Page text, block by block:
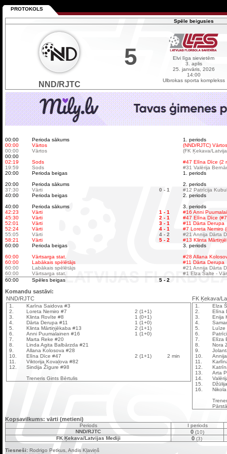
PROTOKOLS
Spēle beigusies
NND/RJTC
5
Elvi līga sievietēm
3. aplis
25. janvāris, 2026
14:00
Ulbrokas sporta komplekss
00:00 Perioda sākums
1. periods
00:00
Vārtos
(NND/RJTC)
00:00
Vārtos
(FK Ķekava/
00:00
02:19
Sods
#47 Elīna Dīce (2
19:59
Sods
#31 Valērija
20:00
Perioda beigas
1. periods
20:00
Perioda sākums
2. periods
37:30
Vārti 0 - 1
#12 Patrīcija
40:00
Perioda beigas
2. periods
40:00
Perioda sākums
3. periods
42:23
Vārti 1 - 1
#16 Anni
45:30
Vārti 2 - 1
#47 Elīna Dīce
52:01
Vārti 3 - 1
#11 Dārta Derupa
52:24
Vārti 4 - 1
#7 Loreta Nemiro
55:05
Vārti 4 - 2
#21 Annija Dārta
58:21
Vārti 5 - 2
#13 Klinta
60:00
Perioda beigas
3. periods
60:00
Vārtsarga stat.
#28 Allana
60:00
Labākais spēlētājs
#11 Dārta Derupa
60:00
Labākais spēlētājs
#21 Annija Dārta
60:00
Vārtsarga stat.
#1 Elza Šalte -
60:00
Spēles beigas 5 - 2
Komandu sastāvi:
NND/RJTC
FK Ķekava/
1.
Karīna Saidova #3
2.
Loreta Nemiro #7
2 (1+1)
3.
Klinta Rovīte #8
1 (0+1)
4.
Dārta Derupa #11
1 (1+0)
5.
Klinta Mārtiņjēkaba #13
2 (1+1)
6.
Anni Puumalainen #16
1 (1+0)
7.
Marta Reke #20
8.
Linda Agita Balbārzda #21
9.
Allana Kolosova #28
10.
Elīna Dīce #47 2 (1+1)
2 min
11.
Viktorija Kovaļova #82
12.
Sindija Žīgure #98
Treneris Gints Bērtulis
1.
Elza
2.
Elīna
3.
Enija
4.
5.
Luīze
6.
7.
Elīza
8.
Nora
9.
10.
11.
12.
13.
Arta
14.
15.
16.
Kopsavilkums: vārti (metieni)
Periods
I periods
NND/RJTC
0 (10)
FK Ķekava/Latvijas Mediji
0(3)
Tiesneši: Rodrigo Petkus, Andis Kļaviņš